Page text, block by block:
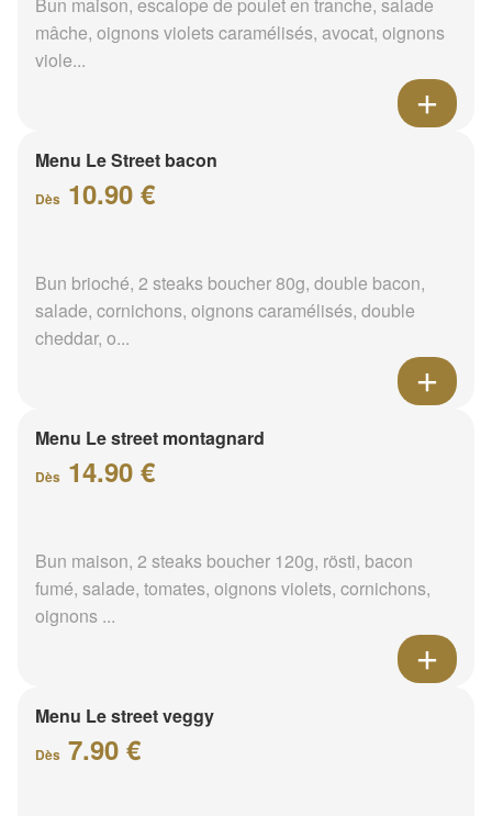
mâche, oignons violets caramélisés, avocat, oignons
viole...
Menu Le Street bacon
Dès 10.90 €
Bun brioché, 2 steaks boucher 80g, double bacon,
salade, cornichons, oignons caramélisés, double
cheddar, o...
Menu Le street montagnard
Dès 14.90 €
Bun maison, 2 steaks boucher 120g, rösti, bacon
fumé, salade, tomates, oignons violets, cornichons,
oignons ...
Menu Le street veggy
Dès 7.90 €